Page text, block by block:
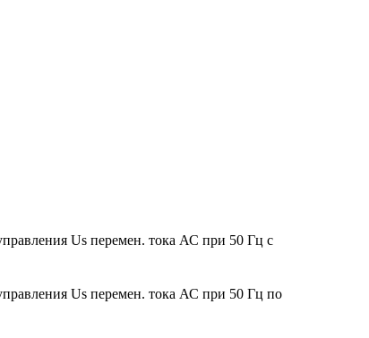
Us перемен. тока АС при 50 Гц с
Us перемен. тока АС при 50 Гц по